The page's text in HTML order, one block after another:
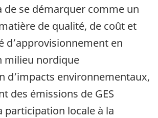
de se démarquer comme un
de qualité, de coût et
d’approvisionnement en
milieu nordique
d’impacts environnementaux,
des émissions de GES
participation locale à la